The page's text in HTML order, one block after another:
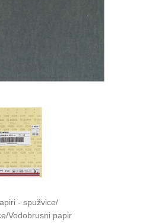
- spužvice/
/Vodobrusni papir